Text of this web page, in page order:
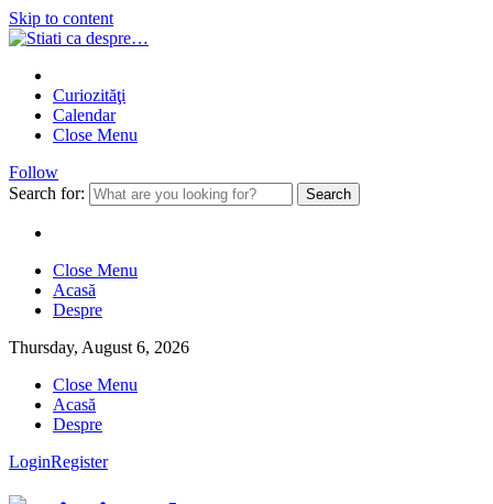
Skip to content
Curiozităţi
Calendar
Close Menu
Follow
Search for:
Close Menu
Acasă
Despre
Thursday, August 6, 2026
Close Menu
Acasă
Despre
LoginRegister